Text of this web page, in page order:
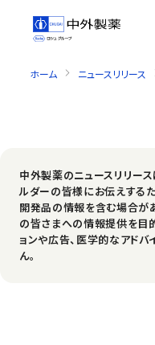
ホーム ニュースリリース
中外製薬のニュースリリー
ルダーの皆様にお伝えする
開発品の情報を含む場合が
の皆さまへの情報提供を目
ョンや広告、医学的なアド
ん。